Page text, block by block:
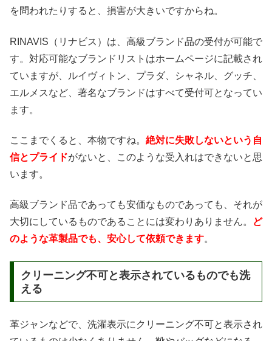
を問われたりすると、損害が大きいですからね。
RINAVIS（リナビス）は、高級ブランド品の受付が可能で
す。対応可能なブランドリストはホームページに記載され
ていますが、ルイヴィトン、プラダ、シャネル、グッチ、
エルメスなど、著名なブランドはすべて受付可となってい
ます。
ここまでくると、本物ですね。 絶対に失敗しないという自
信とプライドがないと、このような受入れはできないと思
います。
高級ブランド品であっても安価なものであっても、それが
大切にしているものであることには変わりありません。
ど
のような革製品でも、安心して依頼できます。
クリーニング不可と表示されているものでも洗
える
革ジャンなどで、洗濯表示にクリーニング不可と表示され